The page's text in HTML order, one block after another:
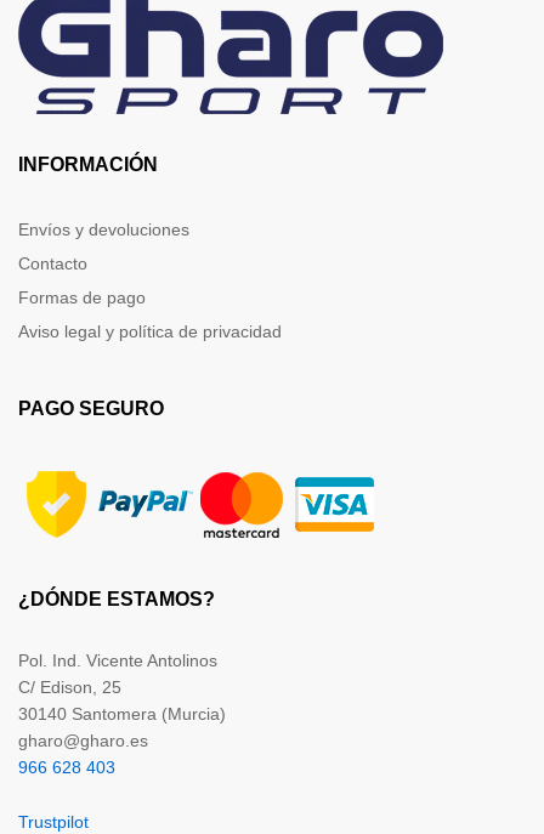
INFORMACIÓN
Envíos y devoluciones
Contacto
Formas de pago
Aviso legal y política de privacidad
PAGO SEGURO
¿DÓNDE ESTAMOS?
Pol. Ind. Vicente Antolinos
C/ Edison, 25
30140 Santomera (Murcia)
gharo@gharo.es
966 628 403
Trustpilot